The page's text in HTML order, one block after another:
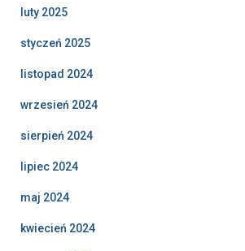
luty 2025
styczeń 2025
listopad 2024
wrzesień 2024
sierpień 2024
lipiec 2024
maj 2024
kwiecień 2024